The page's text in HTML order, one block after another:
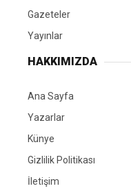
Gazeteler
Yayınlar
HAKKIMIZDA
Ana Sayfa
Yazarlar
Künye
Gizlilik Politikası
İletişim